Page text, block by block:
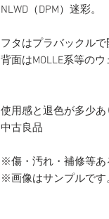
NLWD（DPM）迷彩。
フタはプラバックルで
背面はMOLLE系等の
使用感と退色が多少あ
中古良品
※傷・汚れ・補修等あ
※画像はサンプルです